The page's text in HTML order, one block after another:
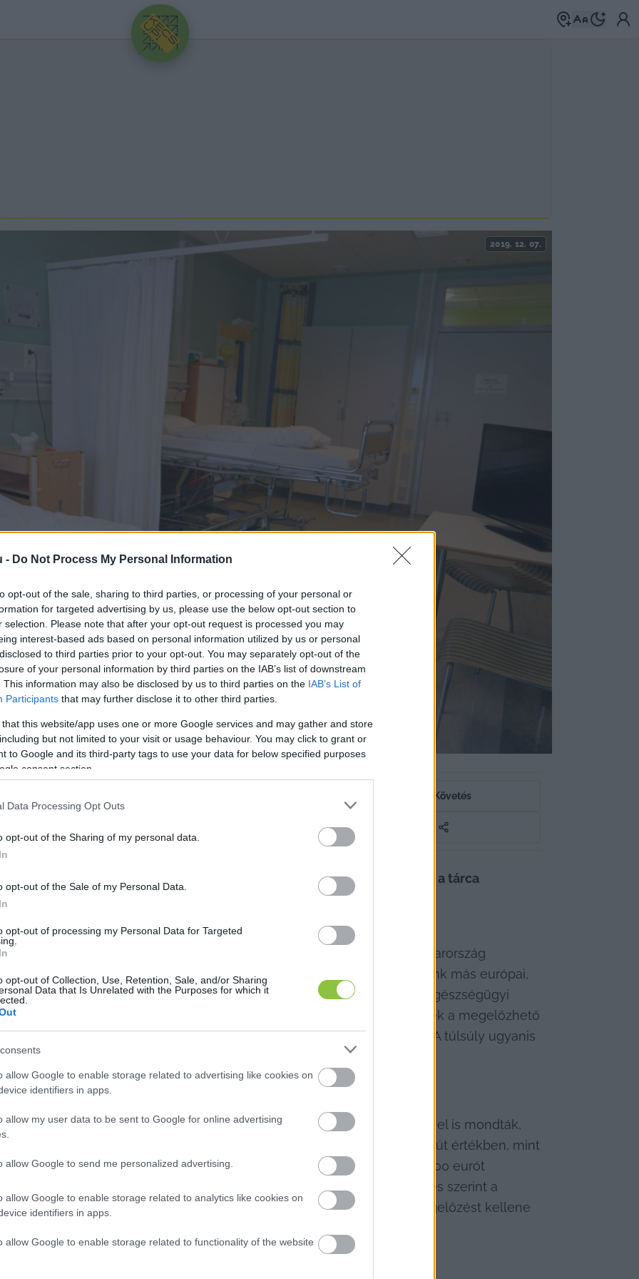
- Do Not Process My Personal Information
opt-out of the sale, sharing to third parties, or processing of your personal or
for targeted advertising by us, please use the below opt-out section to
selection. Please note that after your opt-out request is processed you may
interest-based ads based on personal information utilized by us or personal
to third parties prior to your opt-out. You may separately opt-out of the
of your personal information by third parties on the IAB’s list of downstream
This information may also be disclosed by us to third parties on the IAB’s List of
Participants that may further disclose it to other third parties.
that this website/app uses one or more Google services and may gather and store
but not limited to your visit or usage behaviour. You may click to grant or
to Google and its third-party tags to use your data for below specified purposes
consent section.
Data Processing Opt Outs
opt-out of the Sharing of my personal data.
opt-out of the Sale of my Personal Data.
opt-out of processing my Personal Data for Targeted
opt-out of Collection, Use, Retention, Sale, and/or Sharing
Data that Is Unrelated with the Purposes for which it
allow Google to enable storage related to advertising like cookies on
identifiers in apps.
allow my user data to be sent to Google for online advertising
allow Google to send me personalized advertising.
allow Google to enable storage related to analytics like cookies on
identifiers in apps.
allow Google to enable storage related to functionality of the website
HIRDETÉS
2019. 12. 07.
állapota
Követés
értékelte a magyar egészségügyet legfrissebb országjelentésében, a tárca
ebből.
egyebek mellett azt emelte ki, hogy 2000 óta ugyan javultak Magyarország
– de még mindig, szinte minden egyéb mutatóban elmaradunk más európai,
készítői ezt részben az egészségtelen életmódra, másfelől az egészségügyi
vissza. Mint írták: az életmóddal összefüggő kockázatok felelősek a megelőzhető
maradhatna életben, ha nem lenne minden ötödik ember elhízott. A túlsúly ugyanis
betegségek – közte a cukorbetegség kialakulására.
az OECD, és Federico Pratellesi, az Európai Bizottság képviseletében el is mondták,
számára. Az egészségterhek mellett a közkiadások mind abszolút értékben, mint
elmaradnak az uniós átlagtól. Míg más európai országok átlagosan 2900 eurót
egy-egy állampolgára, addig magyarokra csak 1468 euró jut. A jelentés szerint a
miközben az egészségmegőrzéshez az alapellátást és a megelőzést kellene